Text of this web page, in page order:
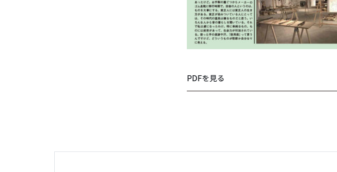
PDFを見る